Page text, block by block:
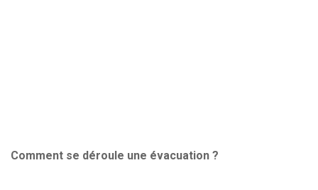
Comment se déroule une évacuation ?